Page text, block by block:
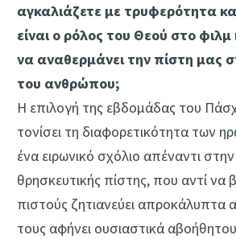
αγκαλιάζετε με τρυφερότητα
είναι ο ρόλος του Θεού στο
να αναθερμάνει την πίστη μας
του ανθρώπου;
Η επιλογή της εβδομάδας του
τονίσει τη διαφορετικότητα των
ένα ειρωνικό σχόλιο απέναντι
θρησκευτικής πίστης, που αντί να
πιστούς ζητιανεύει απροκάλυπτα
τους αφήνει ουσιαστικά